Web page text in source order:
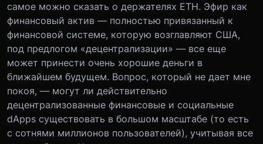
самое можно сказать о держателях ETH. Эфир как
финансовый актив — полностью привязанный к
финансовой системе, которую возглавляют США,
под предлогом «децентрализации» — все еще
может принести очень хорошие деньги в
ближайшем будущем. Вопрос, который не дает мне
покоя, — могут ли действительно
децентрализованные финансовые и социальные
dApps существовать в большом масштабе (то есть
с сотнями миллионов пользователей), учитывая все